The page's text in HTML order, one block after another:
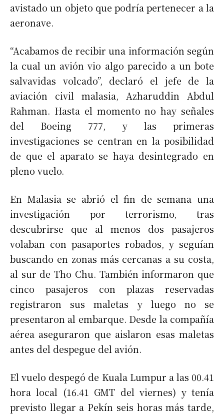
avistado un objeto que podría pertenecer a la
aeronave.
“Acabamos de recibir una información según
la cual un avión vio algo parecido a un bote
salvavidas volcado”, declaró el jefe de la
aviación civil malasia, Azharuddin Abdul
Rahman. Hasta el momento no hay señales
del Boeing 777, y las primeras
investigaciones se centran en la posibilidad
de que el aparato se haya desintegrado en
pleno vuelo.
En Malasia se abrió el fin de semana una
investigación por terrorismo, tras
descubrirse que al menos dos pasajeros
volaban con pasaportes robados, y seguían
buscando en zonas más cercanas a su costa,
al sur de Tho Chu. También informaron que
cinco pasajeros con plazas reservadas
registraron sus maletas y luego no se
presentaron al embarque. Desde la compañía
aérea aseguraron que aislaron esas maletas
antes del despegue del avión.
El vuelo despegó de Kuala Lumpur a las 00.41
hora local (16.41 GMT del viernes) y tenía
previsto llegar a Pekín seis horas más tarde,